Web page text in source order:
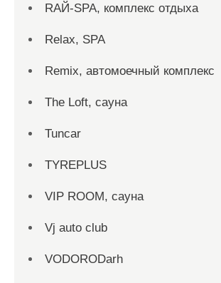
RAЙ-SPA, комплекс отдыха
Relax, SPA
Remix, автомоечный комплекс
The Loft, сауна
Tuncar
TYREPLUS
VIP ROOM, сауна
Vj auto club
VODORODarh